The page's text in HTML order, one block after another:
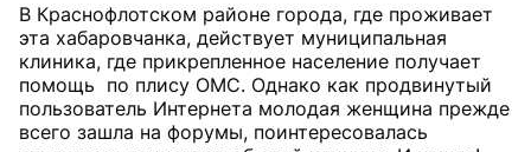
В Краснофлотском районе города, где проживает
эта хабаровчанка, действует муниципальная
клиника, где прикрепленное население получает
помощь по плису ОМС. Однако как продвинутый
пользователь Интернета молодая женщина прежде
всего зашла на форумы, поинтересовалась